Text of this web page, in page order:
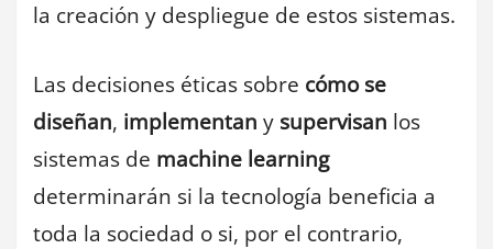
la creación y despliegue de estos sistemas.
Las decisiones éticas sobre cómo se
diseñan, implementan y supervisan los
sistemas de machine learning
determinarán si la tecnología beneficia a
toda la sociedad o si, por el contrario,